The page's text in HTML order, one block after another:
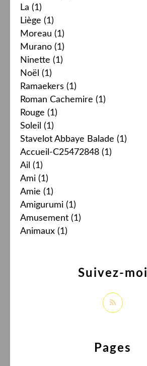
La (1)
Liège (1)
Moreau (1)
Murano (1)
Ninette (1)
Noël (1)
Ramaekers (1)
Roman Cachemire (1)
Rouge (1)
Soleil (1)
Stavelot Abbaye Balade (1)
Accueil-C25472848 (1)
Ail (1)
Ami (1)
Amie (1)
Amigurumi (1)
Amusement (1)
Animaux (1)
Pages
Suivez-moi